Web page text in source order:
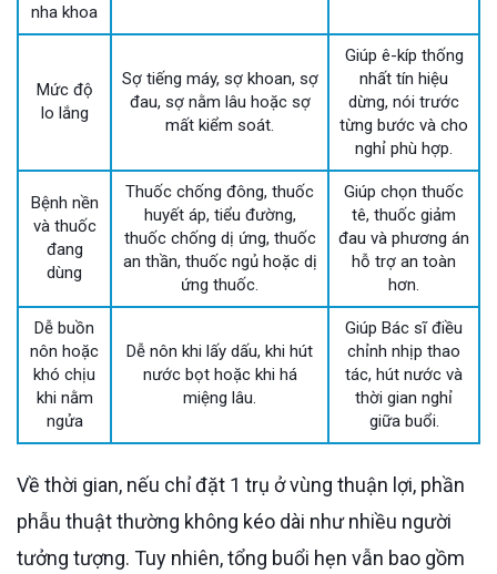
nha khoa
Mức độ
lo lắng
Sợ tiếng máy, sợ khoan, sợ
đau, sợ nằm lâu hoặc sợ
mất kiểm soát.
Giúp ê-kíp thống
nhất tín hiệu
dừng, nói trước
từng bước và cho
nghỉ phù hợp.
Bệnh nền
và thuốc
đang
dùng
Thuốc chống đông, thuốc
huyết áp, tiểu đường,
thuốc chống dị ứng, thuốc
an thần, thuốc ngủ hoặc dị
ứng thuốc.
Giúp chọn thuốc
tê, thuốc giảm
đau và phương án
hỗ trợ an toàn
hơn.
Dễ buồn
nôn hoặc
khó chịu
khi nằm
ngửa
Dễ nôn khi lấy dấu, khi hút
nước bọt hoặc khi há
miệng lâu.
Giúp Bác sĩ điều
chỉnh nhịp thao
tác, hút nước và
thời gian nghỉ
giữa buổi.
Về thời gian, nếu chỉ đặt 1 trụ ở vùng thuận lợi, phần
phẫu thuật thường không kéo dài như nhiều người
tưởng tượng. Tuy nhiên, tổng buổi hẹn vẫn bao gồm